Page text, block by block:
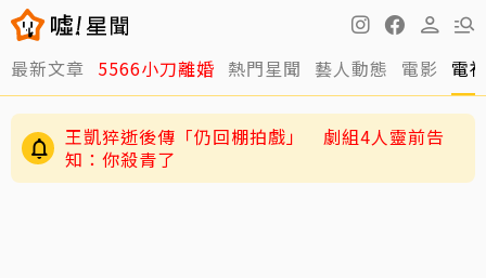
最新文章 5566小刀離婚 熱門星聞 藝人動態 電影 電
王凱猝逝後傳「仍回棚拍戲」 劇組4人靈前告
知：你殺青了